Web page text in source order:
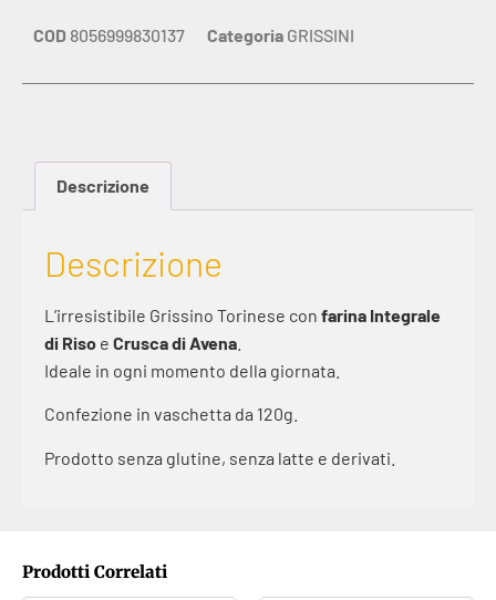
COD 8056999830137 Categoria GRISSINI
Descrizione
Descrizione
L’irresistibile Grissino Torinese con farina Integrale
di Riso e Crusca di Avena
Ideale in ogni momento della giornata.
Confezione in vaschetta da 120g.
Prodotto senza glutine, senza latte e derivati.
Prodotti Correlati